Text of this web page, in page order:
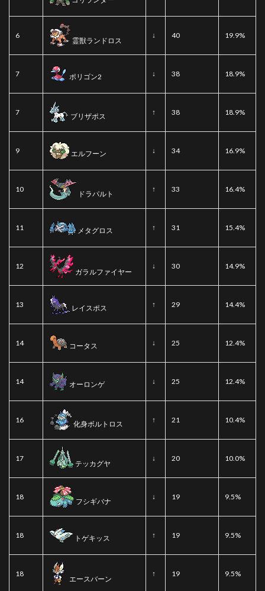
6
霊獣ランドロス
↓ 40 19.9%
7 ポリゴン2 ↓ 38 18.9%
7 ブリザポス ↑ 38 18.9%
9 エルフーン ↓ 34 16.9%
10
ドラパルト
↑ 33 16.4%
11 メタグロス ↑ 31 15.4%
12
ガラルファイヤー
↓ 30 14.9%
13 レイスポス ↑ 29 14.4%
14 コータス ↓ 25 12.4%
14 オーロンゲ ↓ 25 12.4%
16 化身ボルトロス ↑ 21 10.4%
17
テッカグヤ
↓ 20 10.0%
18
フシギバナ
↓ 19 9.5%
18 トゲキッス ↑ 19 9.5%
18
エースバーン
↑ 19 9.5%